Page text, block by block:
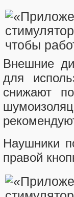
Внешние
для
снижают
Наушники
правой